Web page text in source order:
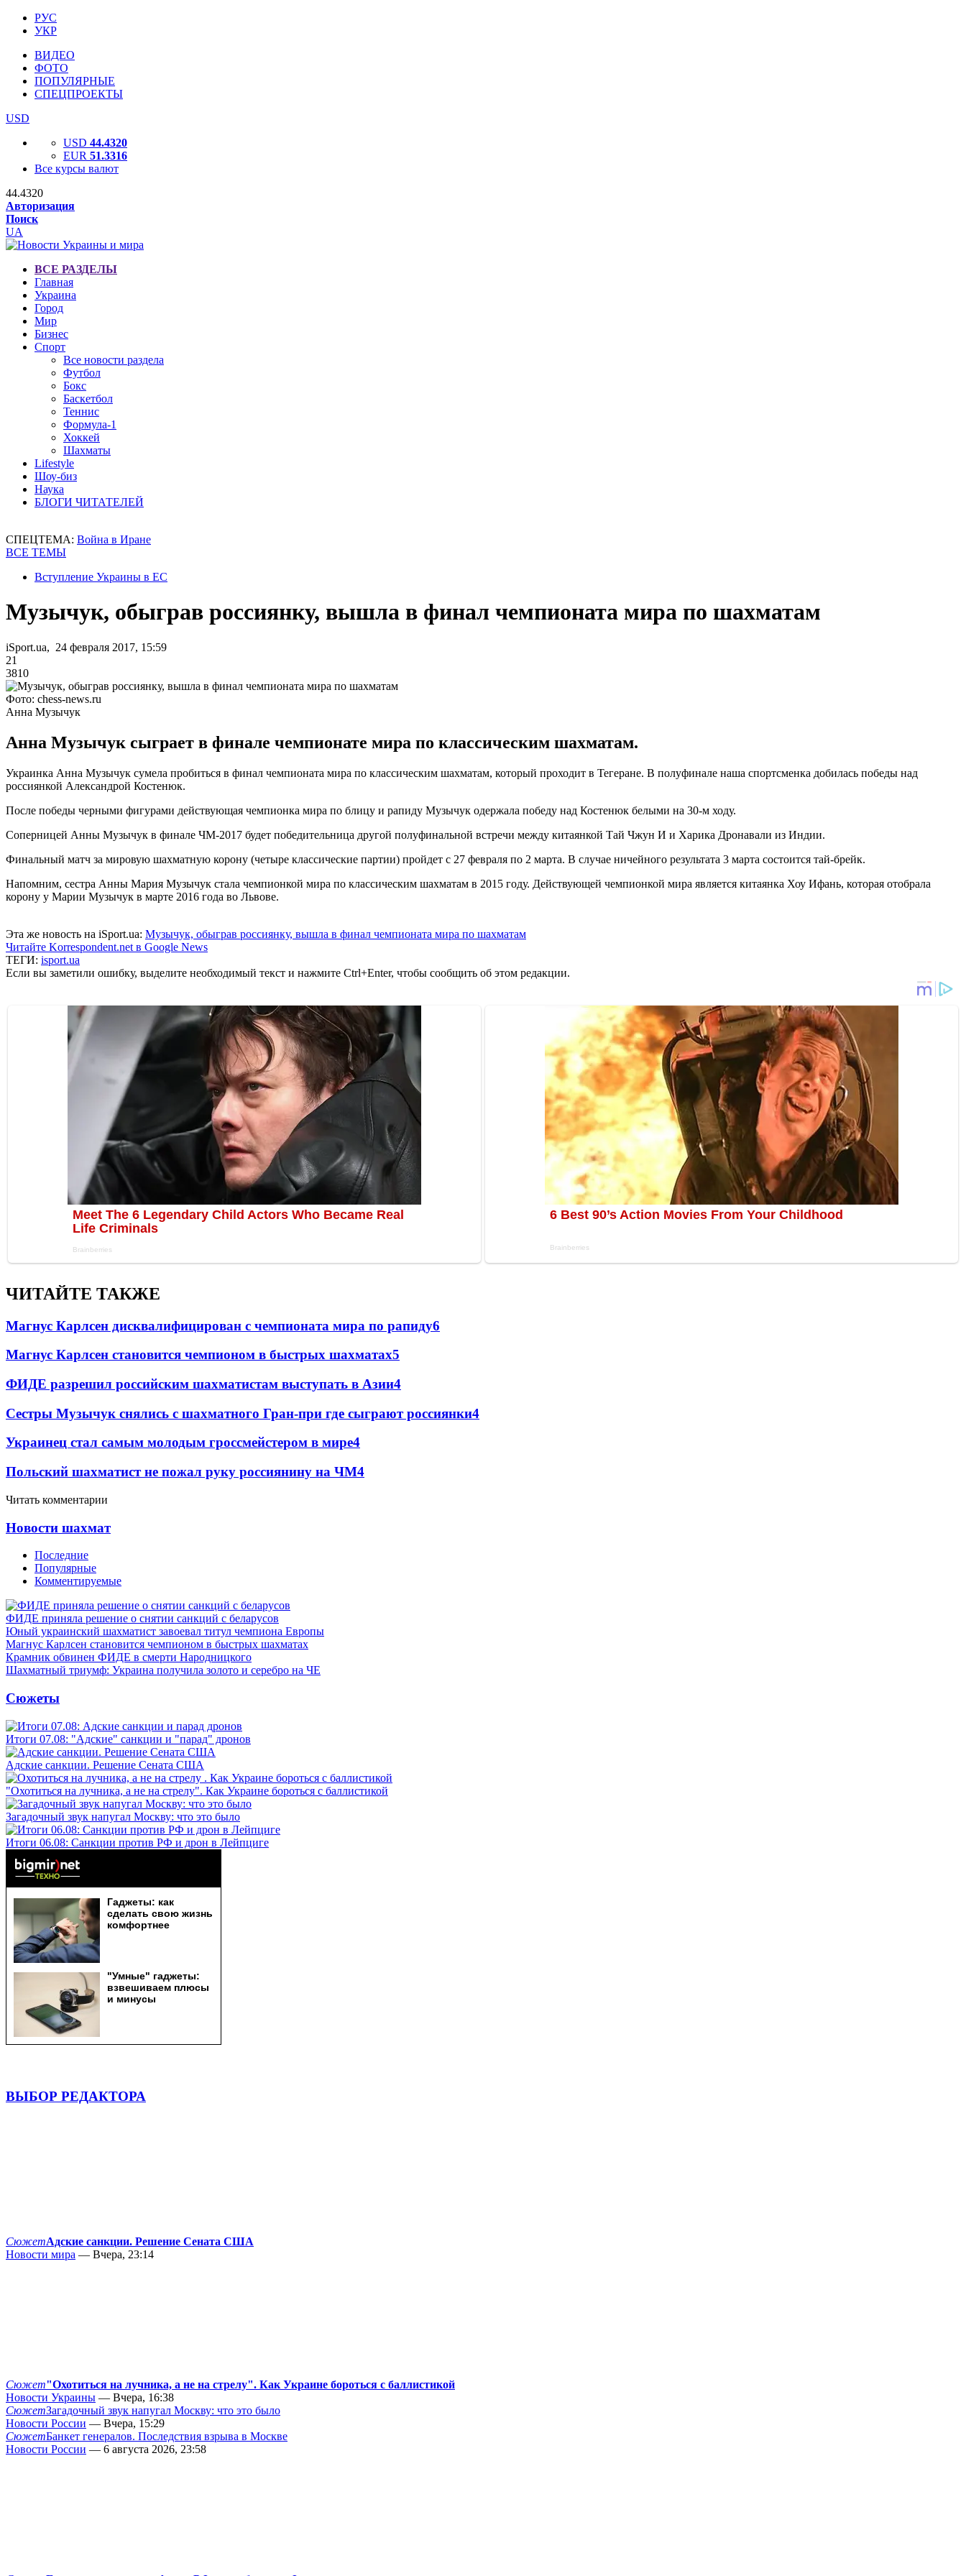
РУС
УКР
ВИДЕО
ФОТО
ПОПУЛЯРНЫЕ
СПЕЦПРОЕКТЫ
USD
USD 44.4320
EUR 51.3316
Все курсы валют
44.4320
Авторизация
Поиск
UA
ВСЕ РАЗДЕЛЫ
Главная
Украина
Город
Мир
Бизнес
Спорт
Все новости раздела
Футбол
Бокс
Баскетбол
Теннис
Формула-1
Хоккей
Шахматы
Lifestyle
Шоу-биз
Наука
БЛОГИ ЧИТАТЕЛЕЙ
СПЕЦТЕМА: Война в Иране
ВСЕ ТЕМЫ
Вступление Украины в ЕС
Музычук, обыграв россиянку, вышла в финал чемпионата мира по шахматам
iSport.ua, 24 февраля 2017, 15:59
21
3810
Фото: chess-news.ru
Анна Музычук
Анна Музычук сыграет в финале чемпионате мира по классическим шахматам.
Украинка Анна Музычук сумела пробиться в финал чемпионата мира по классическим шахматам, который проходит в Тегеране. В полуфинале наша спортсменка добилась победы над
россиянкой Александрой Костенюк.
После победы черными фигурами действующая чемпионка мира по блицу и рапиду Музычук одержала победу над Костенюк белыми на 30-м ходу.
Соперницей Анны Музычук в финале ЧМ-2017 будет победительница другой полуфинальной встречи между китаянкой Тай Чжун И и Харика Дронавали из Индии.
Финальный матч за мировую шахматную корону (четыре классические партии) пройдет с 27 февраля по 2 марта. В случае ничейного результата 3 марта состоится тай-брейк.
Напомним, сестра Анны Мария Музычук стала чемпионкой мира по классическим шахматам в 2015 году. Действующей чемпионкой мира является китаянка Хоу Ифань, которая отобрала
корону у Марии Музычук в марте 2016 года во Львове.
Эта же новость на iSport.ua: Музычук, обыграв россиянку, вышла в финал чемпионата мира по шахматам
Читайте Korrespondent.net в Google News
ТЕГИ: isport.ua
Если вы заметили ошибку, выделите необходимый текст и нажмите Ctrl+Enter, чтобы сообщить об этом редакции.
ЧИТАЙТЕ ТАКЖЕ
Магнус Карлсен дисквалифицирован с чемпионата мира по рапиду6
Магнус Карлсен становится чемпионом в быстрых шахматах5
ФИДЕ разрешил российским шахматистам выступать в Азии4
Сестры Музычук снялись с шахматного Гран-при где сыграют россиянки4
Украинец стал самым молодым гроссмейстером в мире4
Польский шахматист не пожал руку россиянину на ЧМ4
Читать комментарии
Новости шахмат
Последние
Популярные
Комментируемые
ФИДЕ приняла решение о снятии санкций с беларусов
Юный украинский шахматист завоевал титул чемпиона Европы
Магнус Карлсен становится чемпионом в быстрых шахматах
Крамник обвинен ФИДЕ в смерти Народницкого
Шахматный триумф: Украина получила золото и серебро на ЧЕ
Сюжеты
Итоги 07.08: "Адские" санкции и "парад" дронов
Адские санкции. Решение Сената США
"Охотиться на лучника, а не на стрелу". Как Украине бороться с баллистикой
Загадочный звук напугал Москву: что это было
Итоги 06.08: Санкции против РФ и дрон в Лейпциге
ВЫБОР РЕДАКТОРА
СюжетАдские санкции. Решение Сената США
Новости мира — Вчера, 23:14
Сюжет"Охотиться на лучника, а не на стрелу". Как Украине бороться с баллистикой
Новости Украины — Вчера, 16:38
СюжетЗагадочный звук напугал Москву: что это было
Новости России — Вчера, 15:29
СюжетБанкет генералов. Последствия взрыва в Москве
Новости России — 6 августа 2026, 23:58